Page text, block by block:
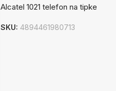
Alcatel 1021 telefon na tipke
SKU: 4894461980713